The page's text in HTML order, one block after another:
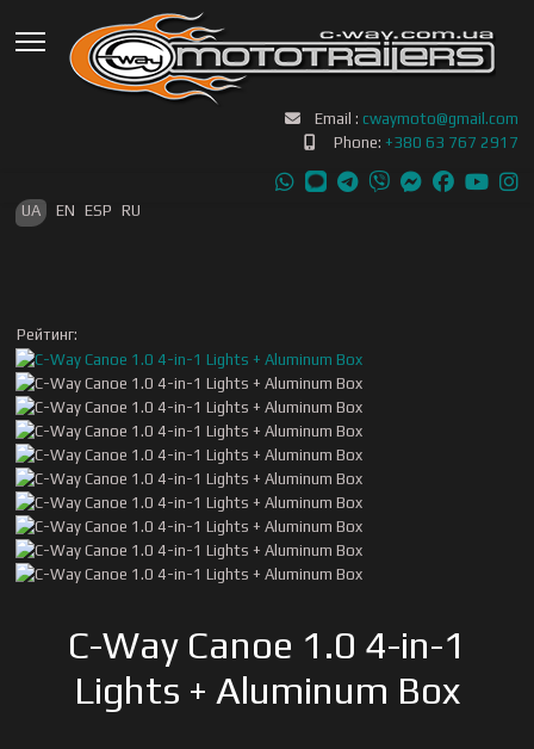
Email : cwaymoto@gmail.com
Phone: +380 63 767 2917
Оберіть свою мову
UA EN ESP RU
Рейтинг:
C-Way Canoe 1.0 4-in-1
Lights + Aluminum Box